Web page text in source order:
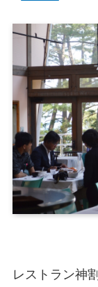
レストラン神